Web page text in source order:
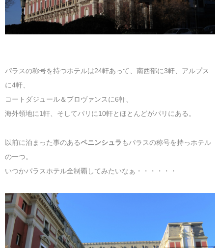
パラスの称号を持つホテルは24軒あって、南西部に3軒、アルプス
に4軒、
コートダジュール＆プロヴァンスに6軒、
海外領地に1軒、そしてパリに10軒とほとんどがパリにある。
以前に泊まった事のあるペニンシュラ もパラスの称号を持っホテル
の一つ。
いつかパラスホテル全制覇してみたいなぁ・・・・・・